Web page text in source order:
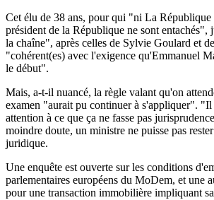
Cet élu de 38 ans, pour qui "ni La République
président de la République ne sont entachés",
la chaîne", après celles de Sylvie Goulard et
"cohérent(es) avec l'exigence qu'Emmanuel
le début".
Mais, a-t-il nuancé, la règle valant qu'on
examen "aurait pu continuer à s'appliquer". "Il
attention à ce que ça ne fasse pas
moindre doute, un ministre ne puisse pas
juridique.
Une enquête est ouverte sur les conditions
parlementaires européens du MoDem, et une
pour une transaction immobilière impliquant